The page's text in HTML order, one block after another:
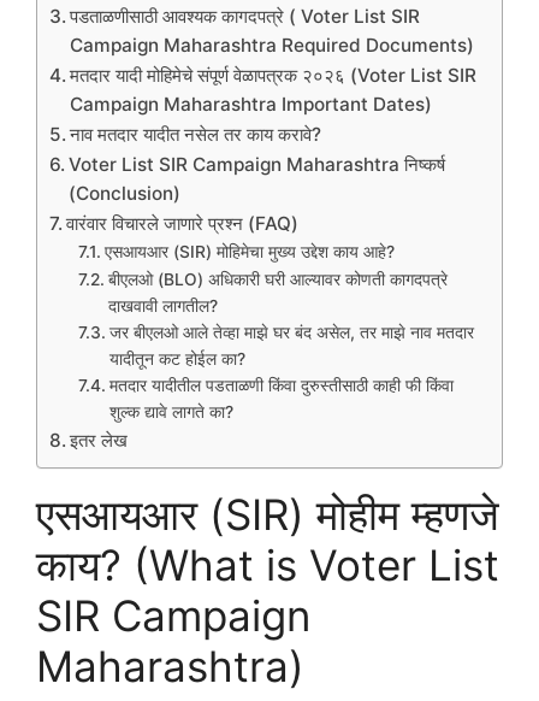
पडताळणीसाठी आवश्यक कागदपत्रे ( Voter List SIR
Campaign Maharashtra Required Documents)
मतदार यादी मोहिमेचे संपूर्ण वेळापत्रक २०२६ (Voter List SIR
Campaign Maharashtra Important Dates)
नाव मतदार यादीत नसेल तर काय करावे?
Voter List SIR Campaign Maharashtra निष्कर्ष
(Conclusion)
वारंवार विचारले जाणारे प्रश्न (FAQ)
एसआयआर (SIR) मोहिमेचा मुख्य उद्देश काय आहे?
बीएलओ (BLO) अधिकारी घरी आल्यावर कोणती कागदपत्रे
दाखवावी लागतील?
जर बीएलओ आले तेव्हा माझे घर बंद असेल, तर माझे नाव मतदार
यादीतून कट होईल का?
मतदार यादीतील पडताळणी किंवा दुरुस्तीसाठी काही फी किंवा
शुल्क द्यावे लागते का?
इतर लेख
एसआयआर (SIR) मोहीम म्हणजे
काय? (What is Voter List
SIR Campaign
Maharashtra)